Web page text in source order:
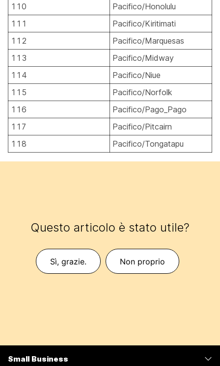
110
Pacifico/Honolulu
111
Pacifico/Kiritimati
112
Pacifico/Marquesas
113
Pacifico/Midway
114
Pacifico/Niue
115
Pacifico/Norfolk
116
Pacifico/Pago_Pago
117
Pacifico/Pitcairn
118
Pacifico/Tongatapu
Questo articolo è stato utile?
Sì, grazie. Non proprio
Small Business